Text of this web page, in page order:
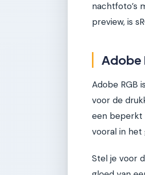
nachtfoto’s
preview, is
Adobe
Adobe RGB
voor de
een beperkt
vooral in het
Stel je voor